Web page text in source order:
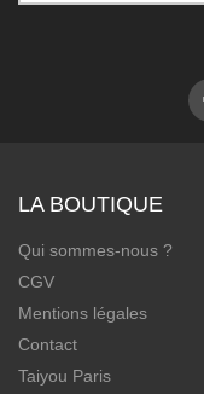
LA BOUTIQUE
Qui sommes-nous ?
CGV
Mentions légales
Contact
Taiyou Paris